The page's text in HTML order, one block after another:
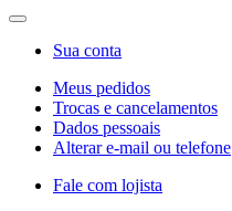
Sua conta
Meus pedidos
Trocas e cancelamentos
Dados pessoais
Alterar e-mail ou telefone
Fale com lojista